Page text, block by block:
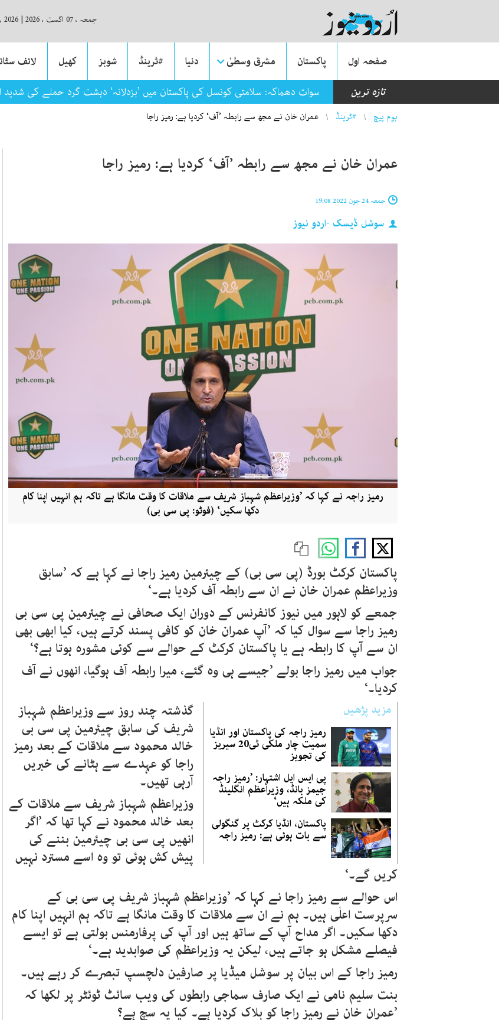
جمعہ ، 07 اگست ، 2026 |
صفحہ اول پاکستان مشرق وسطیٰ دنیا #ٹرینڈ شوبز کھیل لائف
تازہ ترین
سوات دھماکہ: سلامتی کونسل کی پاکستان میں ’بزدلانہ‘ دہشت گرد حملے کی شدید
You are here
ہوم پیچ #ٹرینڈ عمران خان نے مجھ سے رابطہ ’آف‘ کردیا ہے: رمیز راجا
عمران خان نے مجھ سے رابطہ ’آف‘ کردیا ہے: رمیز راجا
جمعہ 24 جون 2022 19:08
سوشل ڈیسک -اردو نیوز
رمیز راجہ نے کہا کہ ’وزیراعظم شہباز شریف سے ملاقات کا وقت مانگا ہے تاکہ ہم انہیں اپنا کام
دکھا سکیں‘ (فوٹو: پی سی بی)
پاکستان کرکٹ بورڈ (پی سی بی) کے چیئرمین رمیز راجا نے کہا ہے کہ ’سابق
وزیراعظم عمران خان نے ان سے رابطہ آف کردیا ہے۔‘
جمعے کو لاہور میں نیوز کانفرنس کے دوران ایک صحافی نے چیئرمین پی سی بی
رمیز راجا سے سوال کیا کہ ’آپ عمران خان کو کافی پسند کرتے ہیں، کیا ابھی بھی
ان سے آپ کا رابطہ ہے یا پاکستان کرکٹ کے حوالے سے کوئی مشورہ ہوتا ہے؟‘
جواب میں رمیز راجا بولے ’جیسے ہی وہ گئے، میرا رابطہ آف ہوگیا، انھوں نے آف
کردیا۔‘
مزید پڑھیں
رمیز راجہ کی پاکستان اور انڈیا
سمیت چار ملکی ٹی20 سیریز
کی تجویز
پی ایس ایل اشتہار: ’رمیز راجہ
جیمز بانڈ، وزیراعظم انگلینڈ
کی ملکہ ہیں‘
پاکستان، انڈیا کرکٹ پر گنگولی
سے بات ہوئی ہے: رمیز راجہ
گذشتہ چند روز سے وزیراعظم شہباز
شریف کی سابق چیئرمین پی سی بی
خالد محمود سے ملاقات کے بعد رمیز
راجا کو عہدے سے ہٹانے کی خبریں
آرہی تھیں۔
وزیراعظم شہباز شریف سے ملاقات کے
بعد خالد محمود نے کہا تھا کہ ’اگر
انھیں پی سی بی چیئرمین بننے کی
پیش کش ہوئی تو وہ اسے مسترد نہیں
کریں گے۔‘
اس حوالے سے رمیز راجا نے کہا کہ ’وزیراعظم شہباز شریف پی سی بی کے
سرپرست اعلٰی ہیں۔ ہم نے ان سے ملاقات کا وقت مانگا ہے تاکہ ہم انہیں اپنا کام
دکھا سکیں۔ اگر مداح آپ کے ساتھ ہیں اور آپ کی پرفارمنس بولتی ہے تو ایسے
فیصلے مشکل ہو جاتے ہیں، لیکن یہ وزیراعظم کی صوابدید ہے۔‘
رمیز راجا کے اس بیان پر سوشل میڈیا پر صارفین دلچسپ تبصرے کر رہے ہیں۔
بنت سلیم نامی نے ایک صارف سماجی رابطوں کی ویب سائٹ ٹوئٹر پر لکھا کہ
’عمران خان نے رمیز راجا کو بلاک کردیا ہے۔ کیا یہ سچ ہے؟